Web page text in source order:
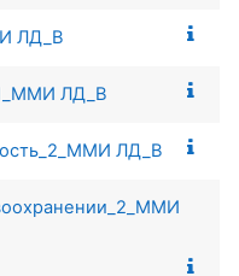
ЛД_В
ЛД_В
ЛД_В